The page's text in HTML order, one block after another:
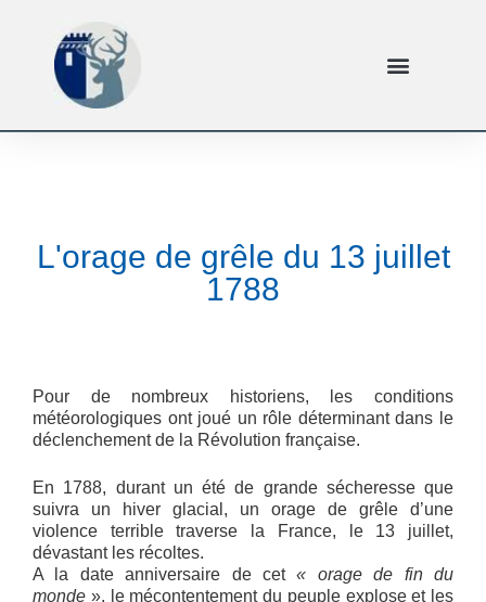
L'orage de grêle du 13 juillet
1788
Pour de nombreux historiens, les conditions
météorologiques ont joué un rôle déterminant dans le
déclenchement de la Révolution française.
En 1788, durant un été de grande sécheresse que
suivra un hiver glacial, un orage de grêle d’une
violence terrible traverse la France, le 13 juillet,
dévastant les récoltes.
A la date anniversaire de cet« orage de fin du
monde », le mécontentement du peuple explose et les